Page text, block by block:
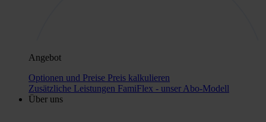
Angebot
Optionen und Preise Preis kalkulieren
Zusätzliche Leistungen FamiFlex - unser Abo-Modell
Über uns